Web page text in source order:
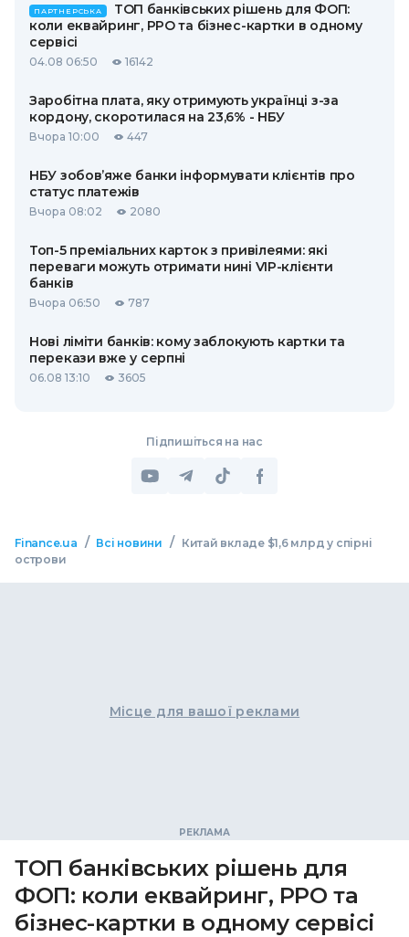
ПАРТНЕРСЬКА
ТОП банківських рішень для ФОП:
коли еквайринг, РРО та бізнес-картки в одному
сервісі
04.08 06:50 16142
Заробітна плата, яку отримують українці з-за
кордону, скоротилася на 23,6% - НБУ
Вчора 10:00 447
НБУ зобов’яже банки інформувати клієнтів про
статус платежів
Вчора 08:02 2080
Топ-5 преміальних карток з привілеями: які
переваги можуть отримати нині VIP-клієнти
банків
Вчора 06:50 787
Нові ліміти банків: кому заблокують картки та
перекази вже у серпні
06.08 13:10 3605
Підпишіться на нас
Finance.ua / Всі новини /
Китай вкладе $1,6 млрд у спірні
острови
Місце для вашої реклами
ТОП банківських рішень для
ФОП: коли еквайринг, РРО та
бізнес-картки в одному сервісі